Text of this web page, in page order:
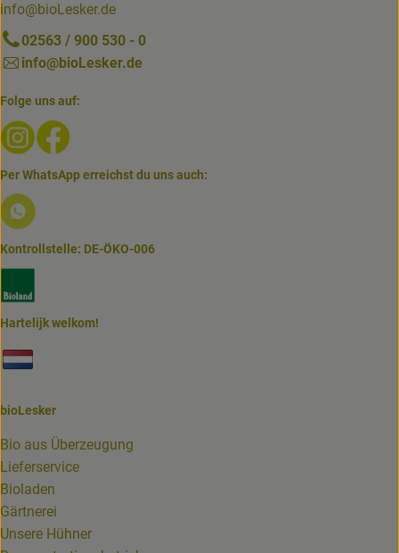
info@bioLesker.de
02563 / 900 530 - 0
info@bioLesker.de
Folge uns auf:
Externer Link zu https://www.instagram.com/biolesker/
Per WhatsApp erreichst du uns auch:
Externer Link zu https://www.biolesker.de/lieferservice/
Kontrollstelle: DE-ÖKO-006
Hartelijk welkom!
bioLesker
Bio aus Überzeugung
Lieferservice
Bioladen
Gärtnerei
Unsere Hühner